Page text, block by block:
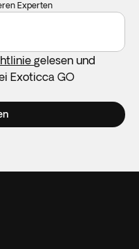
Experten
gelesen und
Exoticca GO